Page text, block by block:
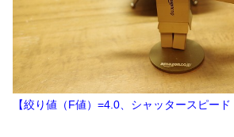
【絞り値（F値）=4.0、シャッタースピード